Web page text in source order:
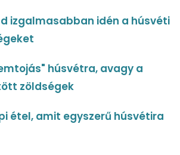
izgalmasabban idén a húsvéti
húsvétra, avagy a
zöldségek
étel, amit egyszerű húsvétira